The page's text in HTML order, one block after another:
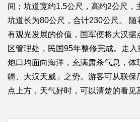
间；坑道宽约1.5公尺，高约2公尺，
坑道长为80公尺，合计230公尺。
有观光发展的价值，国军便将大汉据
区管理处，民国95年整修完成。走入
炮口均面向海洋，充满肃杀气息，体
疆、大汉天威」之势。游客可从联保
点上方，天气好时，可以清楚的看见